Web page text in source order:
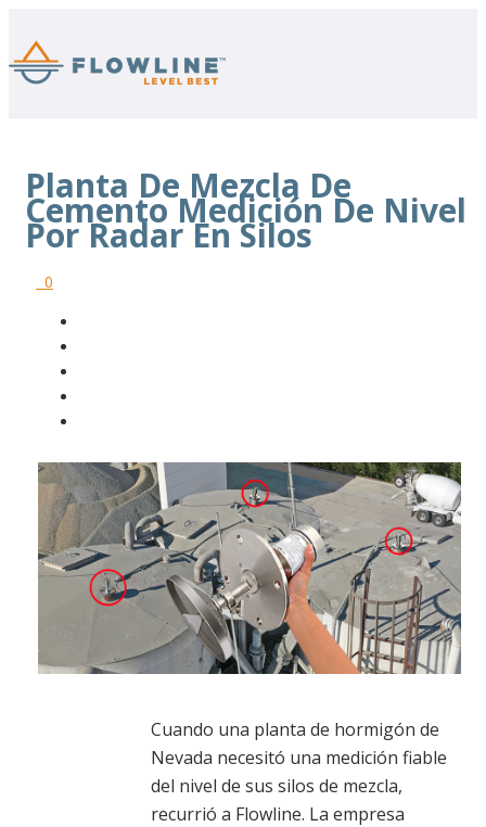
Planta De Mezcla De
Cemento Medición De Nivel
Por Radar En Silos
0
Cuando una planta de hormigón de
Nevada necesitó una medición fiable
del nivel de sus silos de mezcla,
recurrió a Flowline. La empresa